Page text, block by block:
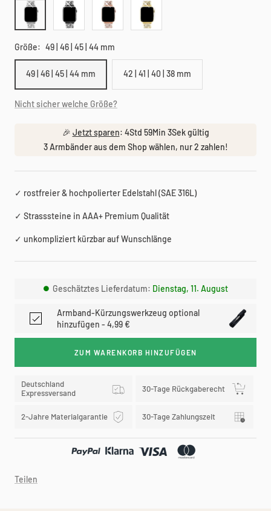
Silber
Schwarz Rotgold Gold
Größe: 49 | 46 | 45 | 44 mm
49 | 46 | 45 | 44 mm 42 | 41 | 40 | 38 mm
Nicht sicher welche Größe?
🎉 Jetzt sparen: 4Std 59Min 3Sekgültig
3 Armbänder aus dem Shop wählen, nur 2 zahlen!
✓ rostfreier & hochpolierter Edelstahl (SAE 316L)
✓ Strasssteine in AAA+ Premium Qualität
✓ unkompliziert kürzbar auf Wunschlänge
Geschätztes Lieferdatum: Dienstag, 11. August
Armband-Kürzungswerkzeug optional
hinzufügen - 4,99 €
ZUM WARENKORB HINZUFÜGEN
Deutschland
Expressversand
30-Tage Rückgaberecht
2-Jahre Materialgarantie 30-Tage Zahlungszeit
Teilen